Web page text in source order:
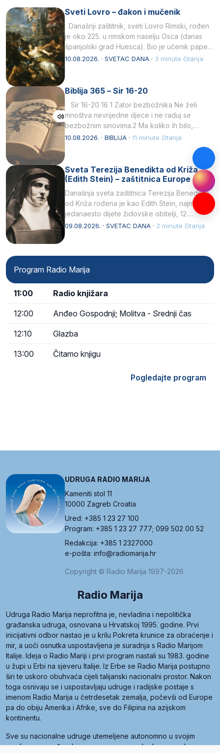
Sveti Lovro – đakon i mučenik
Današnji zaštitnik, sveti Lovro Rimski, rođen
je oko 225. u rimskom naselju Osca (danas
španjolski grad Huesca). Bio je učenik pape…
10.08.2026. · SVETAC DANA · 3 minute čitanja
Biblija 365 – Sir 16-20
Sir 16-20 16 1 Zator bezbožnika Ne želi
mnoštva nevrijedne djece i ne raduj se
bezbožnim sinovima.2 Ma koliko ih bilo,…
10.08.2026. · BIBLIJA · 11 minute čitanja
Sveta Terezija Benedikta od Križa
(Edith Stein) – zaštitnica Europe
Današnja sveta zaštitnica Terezija Benedikta
od Križa rođena je kao Edith Stein, najmlađe,
jedanaesto dijete židovske obitelji, 12.
listopada 1891, u Wrocławu…
09.08.2026. · SVETAC DANA · 2 minute čitanja
Program Radio Marija
11:00 Radio knjižara
12:00 Anđeo Gospodnji; Molitva - Srednji čas
12:10 Glazba
13:00 Čitamo knjigu
Pogledajte program
UDRUGA RADIO MARIJA
Kameniti stol 11
10000 Zagreb Croatia
Ured: +385 1 23 27 100
Program: +385 1 23 27 777; 099 502 00 52
Redakcija: +385 1 2327000
e-pošta: info@radiomarija.hr
Copyright © Radio Marija 1997-2026
Radio Marija
Udruga Radio Marija neprofitna je, nevladina i nepolitička
građanska udruga, osnovana u Hrvatskoj 1995. godine. Prvi
inicijativni odbor nastao je u krilu Pokreta krunice za obraćenje i
mir, a uoči osnutka uspostavljena je suradnja s Radio Marijom
Italije. Ideja o Radio Mariji i prvi program nastali su 1983. godine
u župi u Erbi na sjeveru Italije. Iz Erbe se Radio Marija postupno
širi te uskoro obuhvaća cijeli talijanski nacionalni prostor. Nakon
toga osnivaju se i uspostavljaju udruge i radijske postaje s
imenom Radio Marija u četrdesetak zemalja, počevši od Europe
pa do obiju Amerika i Afrike, sve do Filipina na azijskom
kontinentu.
Sve su nacionalne udruge utemeljene autonomno u svojim
zemljama, a međusobna su povezane preko krovne udruge